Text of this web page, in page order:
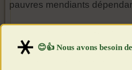
pauvres mendiants
datant de 1987, mettait déjà